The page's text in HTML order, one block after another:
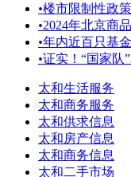
•楼市限制性政
•2024年北京商
•年内近百只基
•证实！“国家队
太和生活服务
太和商务服务
太和供求信息
太和房产信息
太和商务信息
太和二手市场